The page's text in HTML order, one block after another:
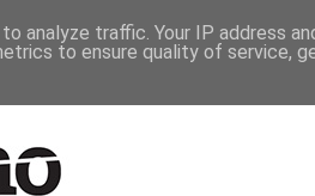
analyze traffic. Your IP address
to ensure quality of service,